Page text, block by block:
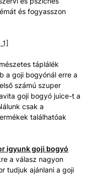
és fogyasszon
táplálék
a goji bogyónál erre a
számú szuper
goji bogyó juice-t a
csak a
találhatóak
igyunk goji bogyó
a válasz nagyon
tudjuk ajánlani a goji